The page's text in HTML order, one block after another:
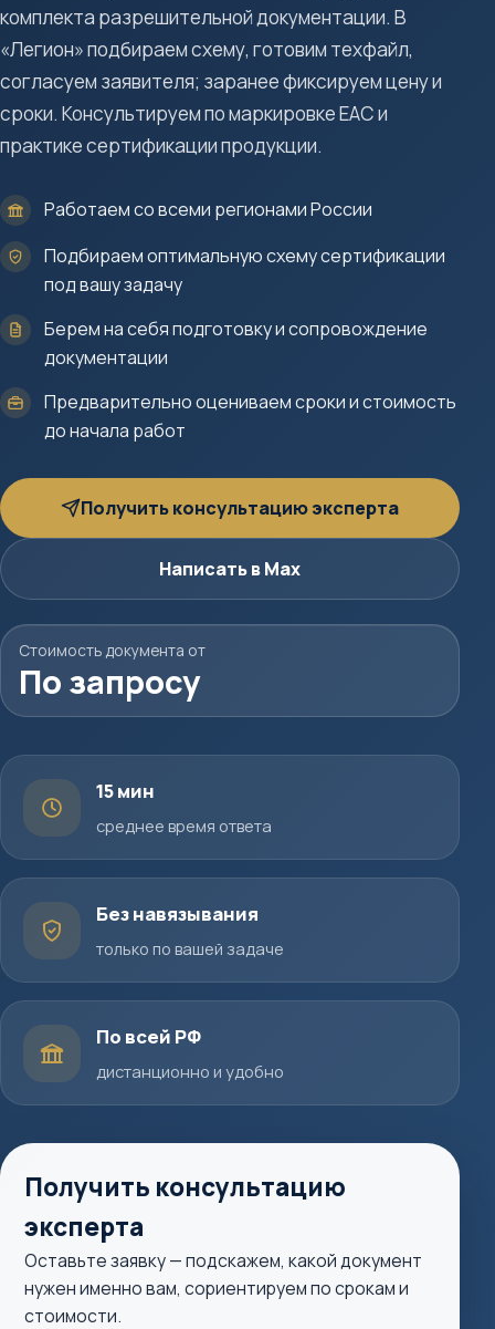
комплекта разрешительной документации. В
«Легион» подбираем схему, готовим техфайл,
согласуем заявителя; заранее фиксируем цену и
сроки. Консультируем по маркировке ЕАС и
практике сертификации продукции.
Работаем со всеми регионами России
Подбираем оптимальную схему сертификации
под вашу задачу
Берем на себя подготовку и сопровождение
документации
Предварительно оцениваем сроки и стоимость
до начала работ
Получить консультацию эксперта
Написать в Max
Стоимость документа от
По запросу
15 мин
среднее время ответа
Без навязывания
только по вашей задаче
По всей РФ
дистанционно и удобно
Получить консультацию
эксперта
Оставьте заявку — подскажем, какой документ
нужен именно вам, сориентируем по срокам и
стоимости.